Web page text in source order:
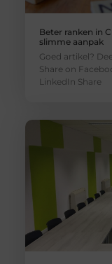
Beter ranken in
slimme aanpak
Goed artikel?
Share on
LinkedIn Share